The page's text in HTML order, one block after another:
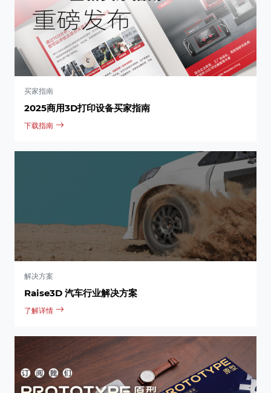
买家指南
2025商用3D打印设备买家指南
下载指南
解决方案
Raise3D 汽车行业解决方案
了解详情